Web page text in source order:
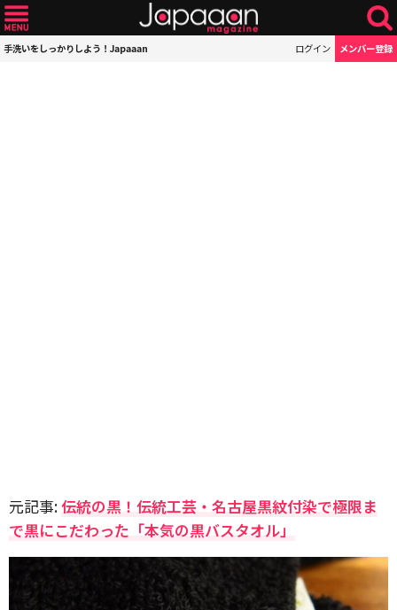
手洗いをしっかりしよう！Japaaan ログイン メンバー登録
元記事:伝統の黒！伝統工芸・名古屋黒紋付染で極限ま
で黒にこだわった「本気の黒バスタオル」